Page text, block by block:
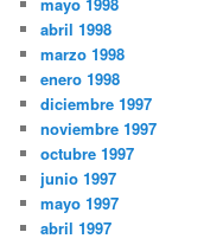
abril 1998
marzo 1998
enero 1998
diciembre 1997
noviembre 1997
octubre 1997
junio 1997
mayo 1997
abril 1997